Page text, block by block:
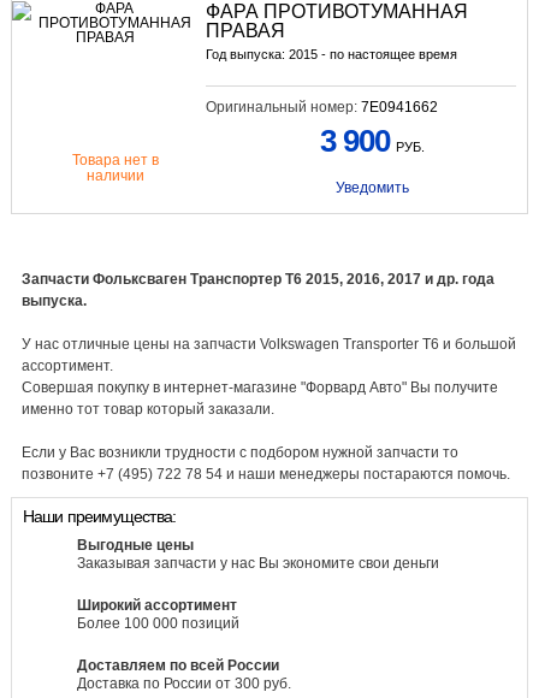
ФАРА ПРОТИВОТУМАННАЯ
ПРАВАЯ
Год выпуска: 2015 - по настоящее время
Оригинальный номер: 7E0941662
Товара нет в
наличии
3 900 РУБ.
Уведомить
Запчасти Фольксваген Транспортер Т6 2015, 2016, 2017 и др. года
выпуска.
У нас отличные цены на запчасти Volkswagen Transporter T6 и большой
ассортимент.
Совершая покупку в интернет-магазине "Форвард Авто" Вы получите
именно тот товар который заказали.
Если у Вас возникли трудности с подбором нужной запчасти то
позвоните +7 (495) 722 78 54 и наши менеджеры постараются помочь.
Наши преимущества:
Выгодные цены
Заказывая запчасти у нас Вы экономите свои деньги
Широкий ассортимент
Более 100 000 позиций
Доставляем по всей России
Доставка по России от 300 руб.